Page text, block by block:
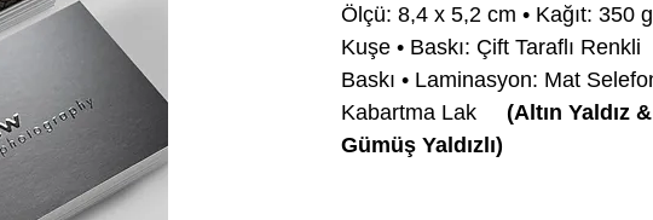
Ölçü: 8,4 x 5,2 cm • Kağıt: 350
Kuşe • Baskı: Çift Taraflı Renkli
Baskı • Laminasyon: Mat
Kabartma Lak
(Altın Yaldız &
Gümüş Yaldızlı)